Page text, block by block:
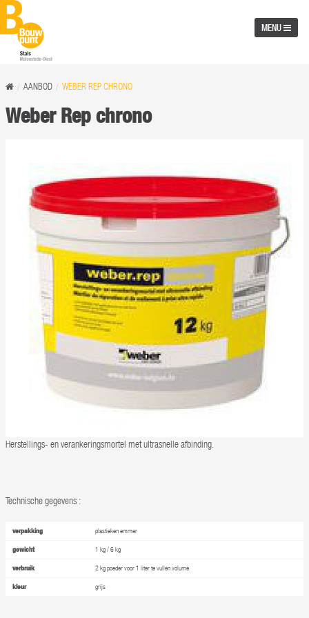
MENU
AANBOD WEBER REP CHRONO
Weber Rep chrono
Herstellings- en verankeringsmortel met ultrasnelle afbinding.
Technische gegevens :
verpakking plastieken emmer
gewicht 1 kg / 6 kg
verbruik 2 kg poeder voor 1 liter te vullen volume
kleur grijs